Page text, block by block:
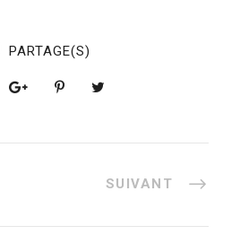
PARTAGE(S)
SUIVANT